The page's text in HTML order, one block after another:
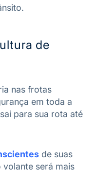
de
nas frotas
em toda a
para sua rota até
de suas
será mais